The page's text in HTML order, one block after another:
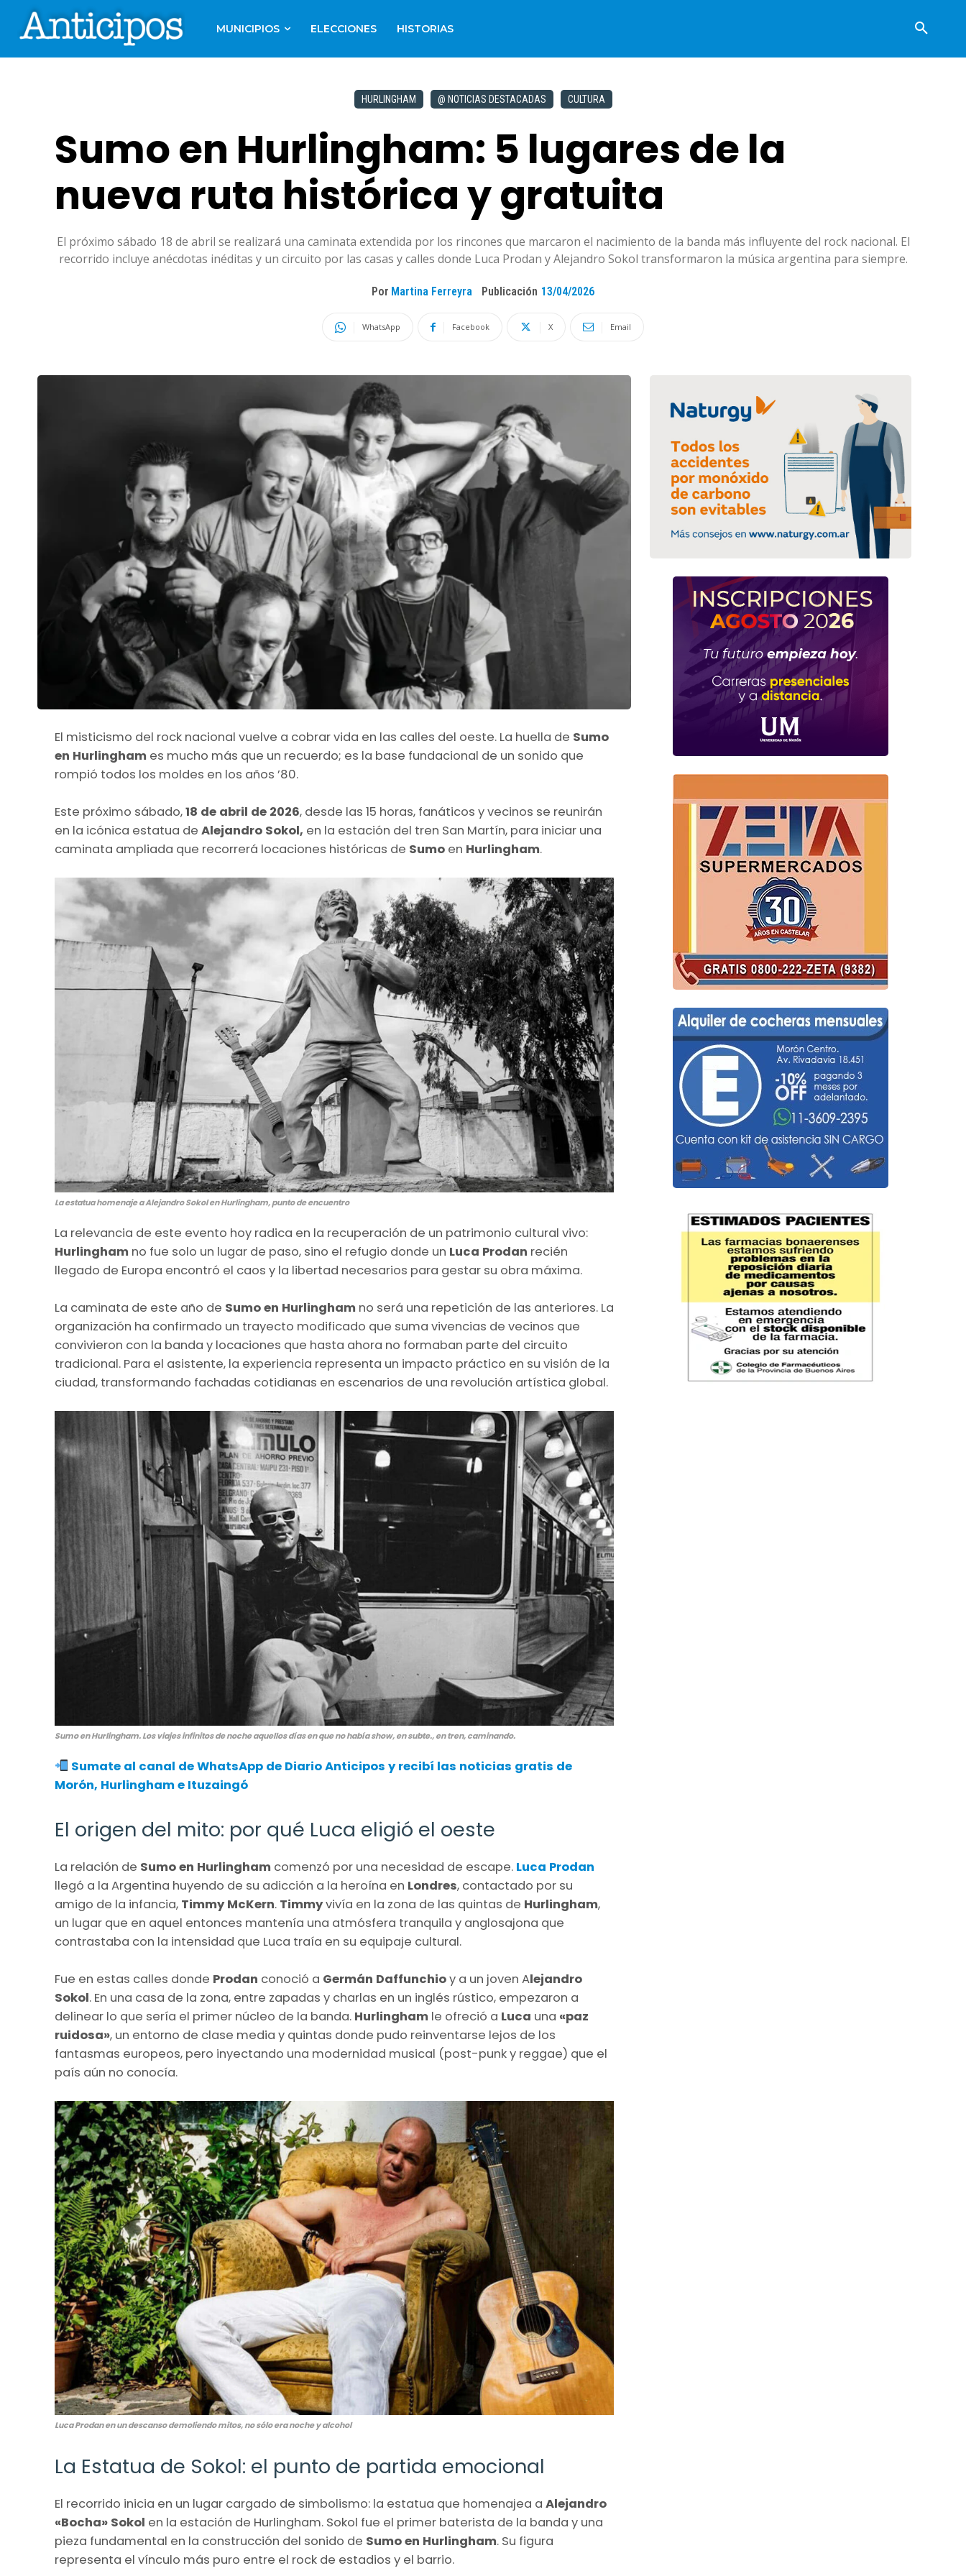
MUNICIPIOS ELECCIONES HISTORIAS
HURLINGHAM @ NOTICIAS DESTACADAS CULTURA
Sumo en Hurlingham: 5 lugares de la
nueva ruta histórica y gratuita
El próximo sábado 18 de abril se realizará una caminata extendida por los rincones que marcaron el nacimiento de la banda más influyente del rock nacional. El
recorrido incluye anécdotas inéditas y un circuito por las casas y calles donde Luca Prodan y Alejandro Sokol transformaron la música argentina para siempre.
Por Martina Ferreyra Publicación 13/04/2026
WhatsApp Facebook X Email
El misticismo del rock nacional vuelve a cobrar vida en las calles del oeste. La huella de Sumo
en Hurlingham es mucho más que un recuerdo; es la base fundacional de un sonido que
rompió todos los moldes en los años ’80.
Este próximo sábado,18 de abril de 2026, desde las 15 horas, fanáticos y vecinos se reunirán
en la icónica estatua de Alejandro Sokol, en la estación del tren San Martín, para iniciar una
caminata ampliada que recorrerá locaciones históricas de Sumo en Hurlingham.
La estatua homenaje a Alejandro Sokol en Hurlingham, punto de encuentro
La relevancia de este evento hoy radica en la recuperación de un patrimonio cultural vivo:
Hurlingham no fue solo un lugar de paso, sino el refugio donde un Luca Prodan recién
llegado de Europa encontró el caos y la libertad necesarios para gestar su obra máxima.
La caminata de este año de Sumo en Hurlingham no será una repetición de las anteriores. La
organización ha confirmado un trayecto modificado que suma vivencias de vecinos que
convivieron con la banda y locaciones que hasta ahora no formaban parte del circuito
tradicional. Para el asistente, la experiencia representa un impacto práctico en su visión de la
ciudad, transformando fachadas cotidianas en escenarios de una revolución artística global.
Sumo en Hurlingham. Los viajes infinitos de noche aquellos días en que no había show, en subte., en tren, caminando.
Sumate al canal de WhatsApp de Diario Anticipos y recibí las noticias gratis de
Morón, Hurlingham e Ituzaingó
El origen del mito: por qué Luca eligió el oeste
La relación de Sumo en Hurlingham comenzó por una necesidad de escape. Luca Prodan
llegó a la Argentina huyendo de su adicción a la heroína en Londres, contactado por su
amigo de la infancia, Timmy McKern. Timmyvivía en la zona de las quintas de Hurlingham,
un lugar que en aquel entonces mantenía una atmósfera tranquila y anglosajona que
contrastaba con la intensidad que Luca traía en su equipaje cultural.
Fue en estas calles donde Prodan conoció a Germán Daffunchioy a un joven Alejandro
Sokol. En una casa de la zona, entre zapadas y charlas en un inglés rústico, empezaron a
delinear lo que sería el primer núcleo de la banda. Hurlingham le ofreció a Luca una «paz
ruidosa», un entorno de clase media y quintas donde pudo reinventarse lejos de los
fantasmas europeos, pero inyectando una modernidad musical (post-punk y reggae) que el
país aún no conocía.
Luca Prodan en un descanso demoliendo mitos, no sólo era noche y alcohol
La Estatua de Sokol: el punto de partida emocional
El recorrido inicia en un lugar cargado de simbolismo: la estatua que homenajea a Alejandro
«Bocha» Sokol en la estación de Hurlingham. Sokol fue el primer baterista de la banda y una
pieza fundamental en la construcción del sonido de Sumo en Hurlingham. Su figura
representa el vínculo más puro entre el rock de estadios y el barrio.